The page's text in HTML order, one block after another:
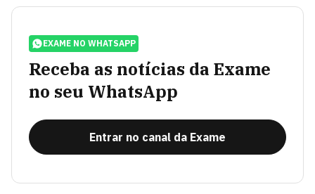
EXAME NO WHATSAPP
Receba as notícias da Exame
no seu WhatsApp
Entrar no canal da Exame